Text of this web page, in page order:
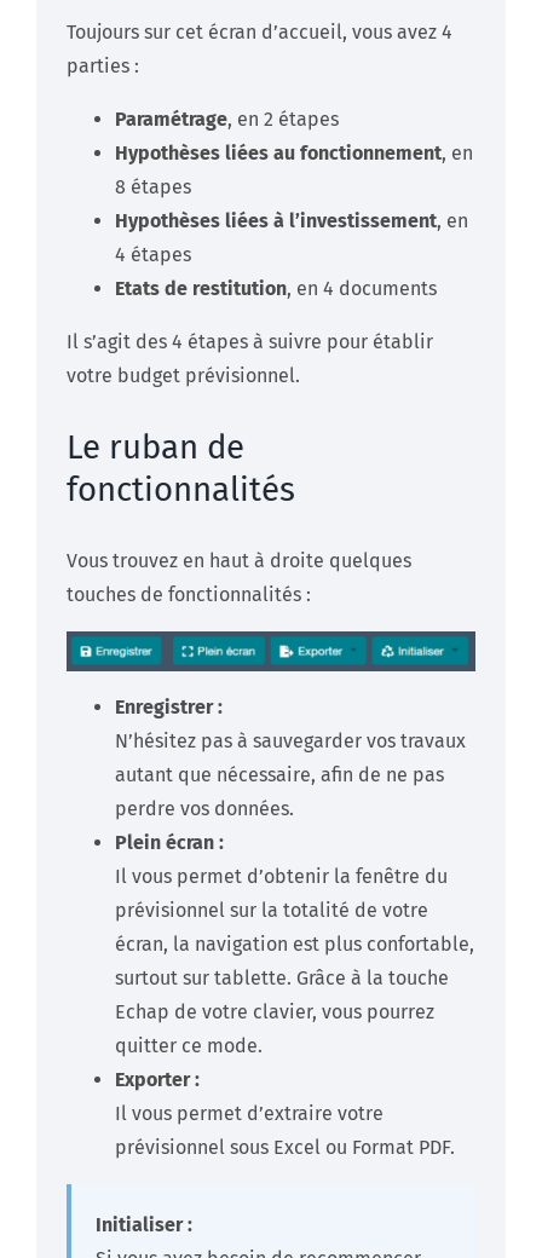
Toujours sur cet écran d’accueil, vous avez 4
parties :
Paramétrage, en 2 étapes
Hypothèses liées au fonctionnement, en
8 étapes
Hypothèses liées à l’investissement, en
4 étapes
Etats de restitution, en 4 documents
Il s’agit des 4 étapes à suivre pour établir
votre budget prévisionnel.
Le ruban de
fonctionnalités
Vous trouvez en haut à droite quelques
touches de fonctionnalités :
Enregistrer :
N’hésitez pas à sauvegarder vos travaux
autant que nécessaire, afin de ne pas
perdre vos données.
Plein écran :
Il vous permet d’obtenir la fenêtre du
prévisionnel sur la totalité de votre
écran, la navigation est plus confortable,
surtout sur tablette. Grâce à la touche
Echap de votre clavier, vous pourrez
quitter ce mode.
Exporter :
Il vous permet d’extraire votre
prévisionnel sous Excel ou Format PDF.
Initialiser :